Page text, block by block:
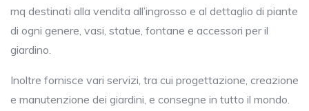
mq destinati alla vendita all’ingrosso e al dettaglio di piante
di ogni genere, vasi, statue, fontane e accessori per il
giardino.
Inoltre fornisce vari servizi, tra cui progettazione, creazione
e manutenzione dei giardini, e consegne in tutto il mondo.